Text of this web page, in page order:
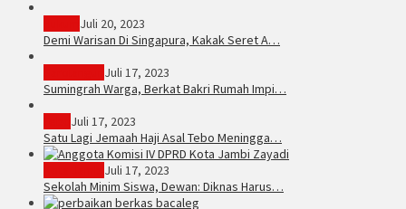
Juli 20, 2023
Demi Warisan Di Singapura, Kakak Seret A…
Juli 17, 2023
Sumingrah Warga, Berkat Bakri Rumah Impi…
Juli 17, 2023
Satu Lagi Jemaah Haji Asal Tebo Meningga…
Juli 17, 2023
Sekolah Minim Siswa, Dewan: Diknas Harus…